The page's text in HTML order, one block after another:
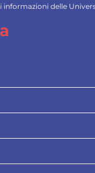
informazioni delle